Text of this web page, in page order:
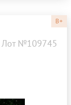
B+
Лот №109745